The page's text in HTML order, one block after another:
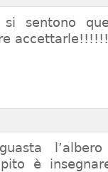
sentono
accettarle!!!!!!
è